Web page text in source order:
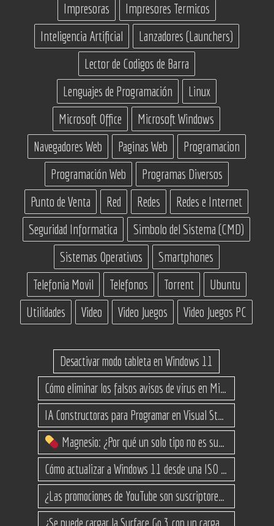
Impresoras
Impresores Termicos
Inteligencia Artificial
Lanzadores (Launchers)
Lector de Codigos de Barra
Lenguajes de Programación
Linux
Microsoft Office
Microsoft Windows
Navegadores Web
Paginas Web
Programacion
Programación Web
Programas Diversos
Punto de Venta
Red Redes
Redes e Internet
Seguridad Informatica
Simbolo del Sistema (CMD)
Sistemas Operativos
Smartphones
Telefonia Movil
Telefonos Torrent
Ubuntu
Utilidades
Video Video Juegos Video Juegos PC
Desactivar modo tableta en Windows 11
Magnesio: ¿Por qué un solo tipo no es suficiente? (Guía de variantes)